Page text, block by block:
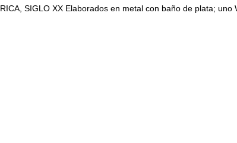
SIGLO XX Elaborados en metal con baño de plata; uno